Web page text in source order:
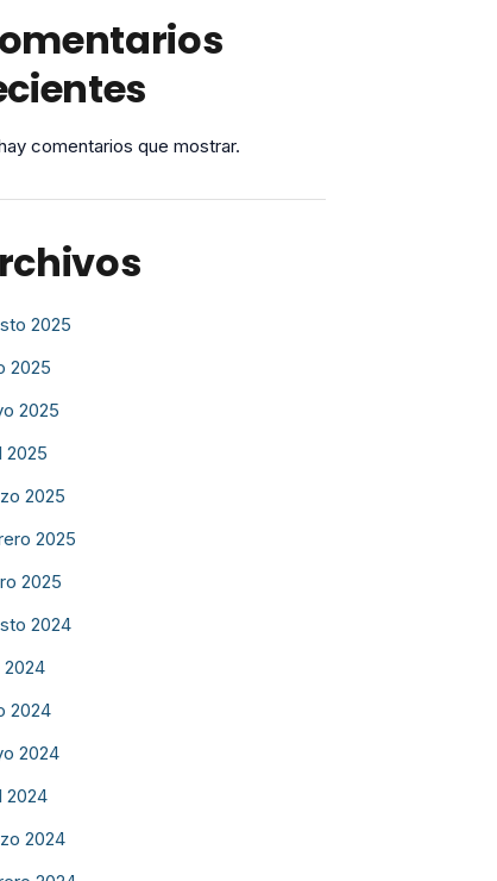
comentarios que mostrar.
2025
2025
2025
2025
2025
2025
2025
2024
2024
2024
2024
2024
2024